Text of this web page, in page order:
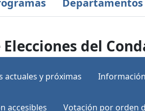
del
actuales y próximas
accesibles Votación por orden